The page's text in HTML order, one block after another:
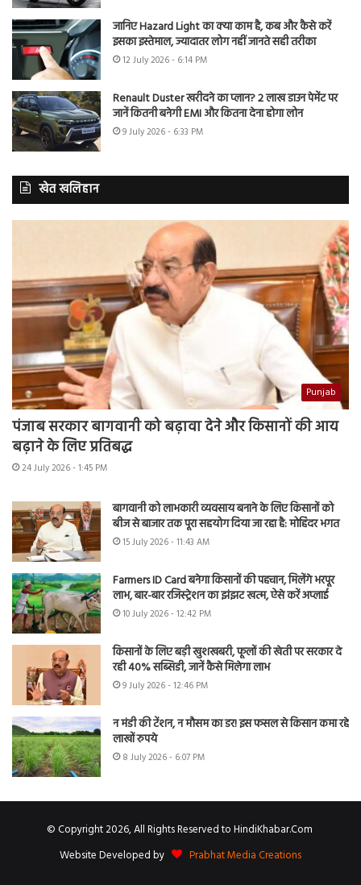
जानिए Hazard Light का क्या काम है, कब और कैसे करें
इसका इस्तेमाल, ज्यादातर लोग नहीं जानते सही तरीका
12 July 2026 - 6:14 PM
Renault Duster खरीदने का प्लान? 2 लाख डाउन पेमेंट पर
जानें कितनी बनेगी EMI और कितना देना होगा लोन
9 July 2026 - 6:33 PM
खेत खलिहान
Punjab
पंजाब सरकार बागवानी को बढ़ावा देने और किसानों की आय
बढ़ाने के लिए प्रतिबद्ध
24 July 2026 - 1:45 PM
बागवानी को लाभकारी व्यवसाय बनाने के लिए किसानों को
बीज से बाजार तक पूरा सहयोग दिया जा रहा है: मोहिंदर भगत
15 July 2026 - 11:43 AM
Farmers ID Card बनेगा किसानों की पहचान, मिलेंगे भरपूर
लाभ, बार-बार रजिस्ट्रेशन का झंझट खत्म, ऐसे करें अप्लाई
10 July 2026 - 12:42 PM
किसानों के लिए बड़ी खुशखबरी, फूलों की खेती पर सरकार दे
रही 40% सब्सिडी, जानें कैसे मिलेगा लाभ
9 July 2026 - 12:46 PM
न मंडी की टेंशन, न मौसम का डर! इस फसल से किसान कमा रहे
लाखों रुपये
8 July 2026 - 6:07 PM
© Copyright 2026, All Rights Reserved to HindiKhabar.Com
Website Developed by
Prabhat Media Creations